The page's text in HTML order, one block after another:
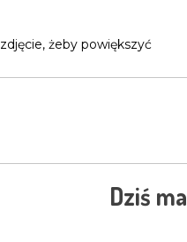
zdjęcie, żeby powiększyć
Dziś